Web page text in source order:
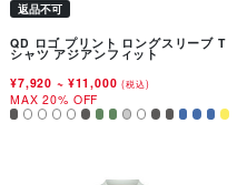
返品不可
QD ロゴ プリント ロングスリーブ T
シャツ アジアンフィット
¥7,920 ~ ¥11,000(税込)
MAX 20% OFF